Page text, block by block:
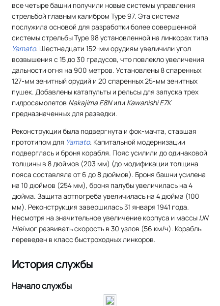
все четыре башни получили новые системы управления
стрельбой главным калибром Type 97. Эта система
послужила основой для разработки более совершенной
системы стрельбы Type 98 установленной на линкорах типа
Yamato. Шестнадцати 152-мм орудиям увеличили угол
возвышения с 15 до 30 градусов, что повлекло увеличения
дальности огня на 900 метров. Установлены 8 спаренных
127-мм зенитный орудий и 20 спаренных 25-мм зенитных
пушек. Добавлены катапульты и рельсы для запуска трех
гидросамолетов Nakajima E8Nили Kawanishi E7K
предназначенных для разведки.
Реконструкции была подвергнута и фок-мачта, ставшая
прототипом для Yamato. Капитальной модернизации
подверглась и броня корабля. Пояс усилили до одинаковой
толщины в 8 дюймов (203 мм) (до модификации толщина
пояса составляла от 6 до 8 дюймов). Броня башни усилена
на 10 дюймов (254 мм), броня палубы увеличилась на 4
дюйма. Защита артпогреба увеличилась на 4 дюйма (100
мм). Реконструкция завершилась 31 января 1941 года.
Несмотря на значительное увеличение корпуса и массы IJN
Hieiмог развивать скорость в 30 узлов (56 км/ч). Корабль
переведен в класс быстроходных линкоров.
История службы
Начало службы